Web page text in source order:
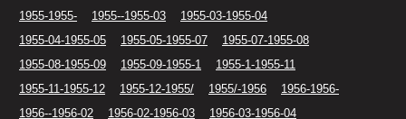
1955-1955-
1955--1955-03
1955-03-1955-04
1955-04-1955-05
1955-05-1955-07
1955-07-1955-08
1955-08-1955-09
1955-09-1955-1
1955-1-1955-11
1955-11-1955-12
1955-12-1955/ 1955/-1956
1956-1956-
1956--1956-02
1956-02-1956-03
1956-03-1956-04